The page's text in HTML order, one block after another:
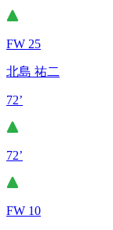
FW 25
北島 祐二
72’
72’
FW 10